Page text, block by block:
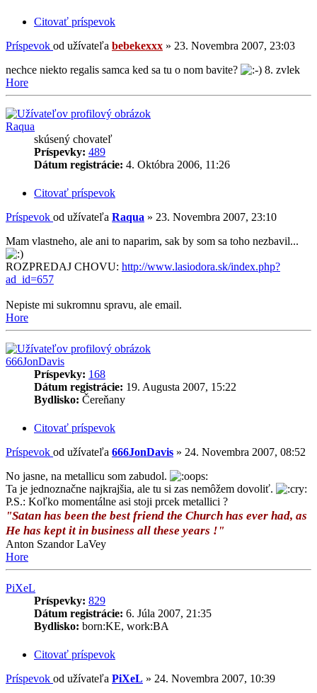
Citovať príspevok
Príspevok od užívateľa bebekexxx » 23. Novembra 2007, 23:03
nechce niekto regalis samca ked sa tu o nom bavite?
8. zvlek
Hore
Raqua
skúsený chovateľ
Príspevky: 489
Dátum registrácie: 4. Októbra 2006, 11:26
Citovať príspevok
Príspevok od užívateľa Raqua » 23. Novembra 2007, 23:10
Mam vlastneho, ale ani to naparim, sak by som sa toho nezbavil...
ROZPREDAJ CHOVU: http://www.lasiodora.sk/index.php?
ad_id=657
Nepiste mi sukromnu spravu, ale email.
Hore
666JonDavis
Príspevky: 168
Dátum registrácie: 19. Augusta 2007, 15:22
Bydlisko: Čereňany
Citovať príspevok
Príspevok od užívateľa 666JonDavis » 24. Novembra 2007, 08:52
No jasne, na metallicu som zabudol.
Ta je jednoznačne najkrajšia, ale tu si zas nemôžem dovoliť.
P.S.: Koľko momentálne asi stoji prcek metallici ?
"Satan has been the best friend the Church has ever had, as
He has kept it in business all these years !"
Anton Szandor LaVey
Hore
PiXeL
Príspevky: 829
Dátum registrácie: 6. Júla 2007, 21:35
Bydlisko: born:KE, work:BA
Citovať príspevok
Príspevok od užívateľa PiXeL » 24. Novembra 2007, 10:39